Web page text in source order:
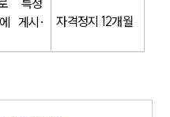
게시·
자격정지 12개월